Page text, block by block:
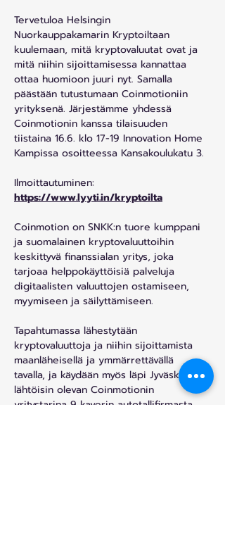
Tervetuloa Helsingin
Nuorkauppakamarin Kryptoiltaan
kuulemaan, mitä kryptovaluutat ovat ja
mitä niihin sijoittamisessa kannattaa
ottaa huomioon juuri nyt. Samalla
päästään tutustumaan Coinmotioniin
yrityksenä. Järjestämme yhdessä
Coinmotionin kanssa tilaisuuden
tiistaina 16.6. klo 17-19 Innovation Home
Kampissa osoitteessa Kansakoulukatu 3.
Ilmoittautuminen:
https://www.lyyti.in/kryptoilta
Coinmotion on SNKK:n tuore kumppani
ja suomalainen kryptovaluuttoihin
keskittyvä finanssialan yritys, joka
tarjoaa helppokäyttöisiä palveluja
digitaalisten valuuttojen ostamiseen,
myymiseen ja säilyttämiseen.
Tapahtumassa lähestytään
kryptovaluuttoja ja niihin sijoittamista
maanläheisellä ja ymmärrettävällä
tavalla, ja käydään myös läpi Jyväskylästä
lähtöisin olevan Coinmotionin
yritystarina 9 kaverin autotallifirmasta